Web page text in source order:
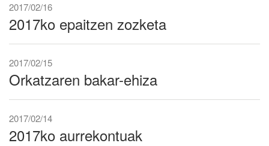
2017/02/16
2017ko epaitzen zozketa
2017/02/15
Orkatzaren bakar-ehiza
2017/02/14
2017ko aurrekontuak